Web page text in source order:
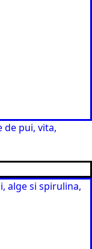
de pui, vita,